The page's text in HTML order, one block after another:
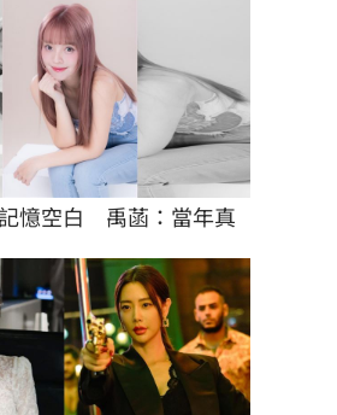
憶空白　禹菡：當年真